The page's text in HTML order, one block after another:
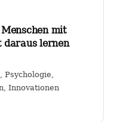
mit
daraus lernen
Psychologie,
Innovationen